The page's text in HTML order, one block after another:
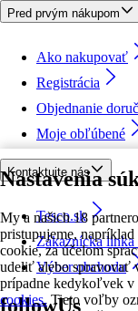
Nastavenia
My a našich 18
pristupujeme,
cookie, za účelom
udeliť alebo spravovať
prípadne kedykoľvek v
cookies. Tieto voľby
Pred prvým nákupom
Ako nakupovať
Registrácia
Objednanie
Moje obľúbené
Kontaktujte nás
Tesco.sk
Zákaznícka
Výber obchodu
followUs